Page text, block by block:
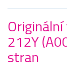
212Y
stran